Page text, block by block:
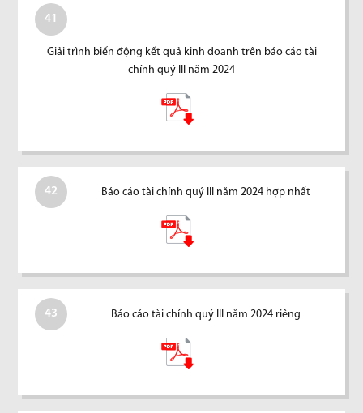
41
Giải trình biến động kết quả kinh doanh trên báo cáo tài
chính quý III năm 2024
42 Báo cáo tài chính quý III năm 2024 hợp nhất
43 Báo cáo tài chính quý III năm 2024 riêng